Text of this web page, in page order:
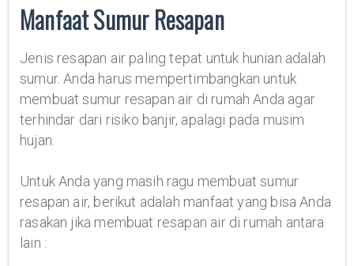
Manfaat Sumur Resapan
Jenis resapan air paling tepat untuk hunian adalah
sumur. Anda harus mempertimbangkan untuk
membuat sumur resapan air di rumah Anda agar
terhindar dari risiko banjir, apalagi pada musim
hujan.
Untuk Anda yang masih ragu membuat sumur
resapan air, berikut adalah manfaat yang bisa Anda
rasakan jika membuat resapan air di rumah antara
lain :